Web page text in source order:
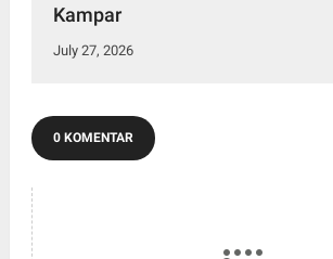
Kampar
July 27, 2026
0 KOMENTAR